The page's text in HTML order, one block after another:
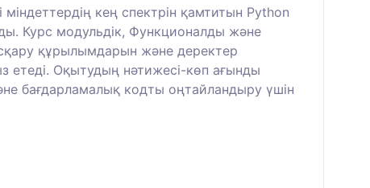
міндеттердің кең спектрін қамтитын Python
Курс модульдік, Функционалды және
құрылымдарын және деректер
етеді. Оқытудың нәтижесі-көп ағынды
бағдарламалық кодты оңтайландыру үшін